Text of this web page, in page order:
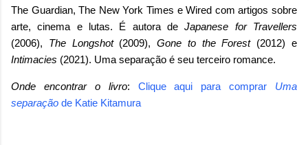
The Guardian, The New York Times e Wired com artigos sobre
arte, cinema e lutas. É autora deJapanese for Travellers
(2006), The Longshot(2009),Gone to the Forest(2012) e
Intimacies (2021). Uma separação é seu terceiro romance.
Onde encontrar o livro: Clique aqui para comprar Uma
separação de Katie Kitamura